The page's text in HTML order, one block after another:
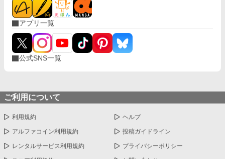
アプリ一覧
公式SNS一覧
ご利用について
利用規約 ヘルプ
アルファコイン利用規約 投稿ガイドライン
レンタルサービス利用規約 プライバシーポリシー